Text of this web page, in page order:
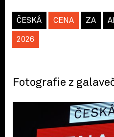
ČESKÁ CENA ZA
2026
Fotografie z